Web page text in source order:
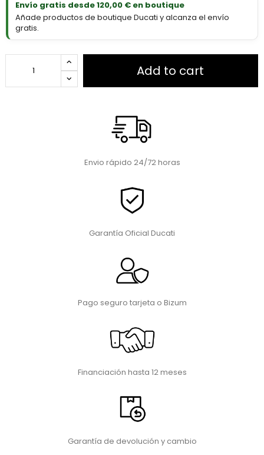
Envío gratis desde 120,00 € en boutique
Añade productos de boutique Ducati y alcanza el envío
gratis.
Add to cart
Envio rápido 24/72 horas
Garantía Oficial Ducati
Pago seguro tarjeta o Bizum
Financiación hasta 12 meses
Garantía de devolución y cambio